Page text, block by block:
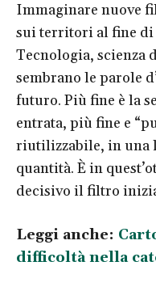
Immaginare nuove
sui territori al fine di
Tecnologia, scienza
sembrano le parole
futuro. Più fine è la
entrata, più fine e
riutilizzabile, in una
quantità. È in
decisivo il filtro
Leggi anche:
difficoltà nella